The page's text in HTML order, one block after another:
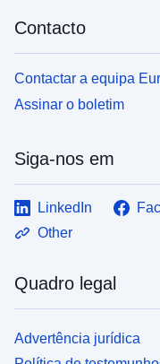
Contacto
Contactar a equipa
Assinar o boletim
Siga-nos em
LinkedIn
Other
Quadro legal
Advertência jurídica